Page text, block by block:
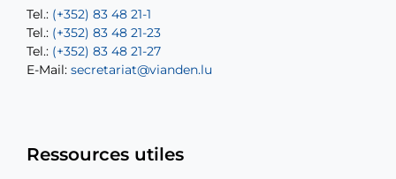
Tel.: (+352) 83 48 21-1
Tel.: (+352) 83 48 21-23
Tel.: (+352) 83 48 21-27
E-Mail: secretariat@vianden.lu
Tel.: (+352) 83 48 21-20
Tel.: (+352) 83 48 21-22
E-Mail:sofia.carvalho@vianden.lu
E-Mail: diane.storn@vianden.lu
Ressources utiles